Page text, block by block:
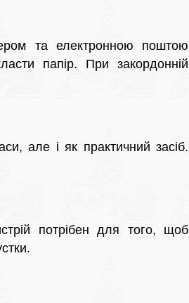
та електронною поштою
папір. При закордонній
але і як практичний засіб.
потрібен для того, щоб